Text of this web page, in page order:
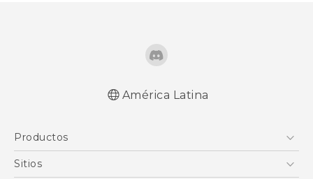
seguridad
América Latina
Productos
5G
Sitios